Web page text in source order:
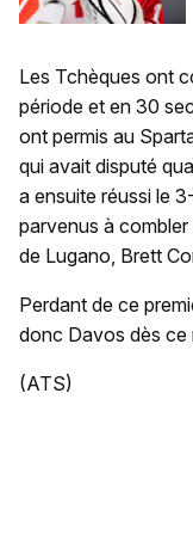
Les Tchèques ont
période et en 30
ont permis au
qui avait disputé
a ensuite réussi le
parvenus à
de Lugano, Brett
Perdant de ce
donc Davos dès ce
(ATS)